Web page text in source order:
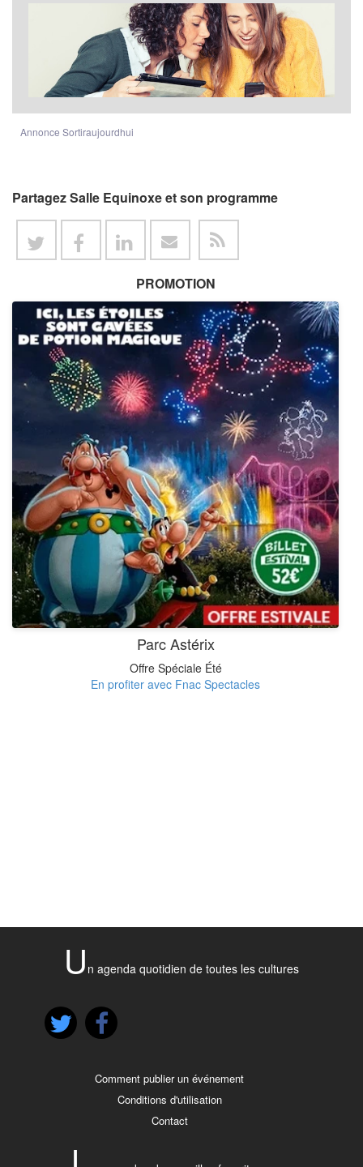
Annonce Sortiraujourdhui
Partagez Salle Equinoxe et son programme
PROMOTION
Parc Astérix
Offre Spéciale Été
En profiter avec Fnac Spectacles
U n agenda quotidien de toutes les cultures
Comment publier un événement
Conditions d'utilisation
Contact